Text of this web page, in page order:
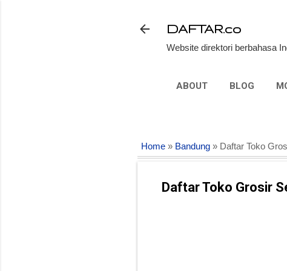
DAFTAR.co
Website direktori berbahasa
ABOUT BLOG
Home » Bandung » Daftar Toko
Daftar Toko Grosir